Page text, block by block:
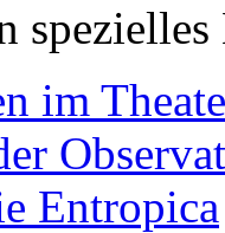
im
Entropica